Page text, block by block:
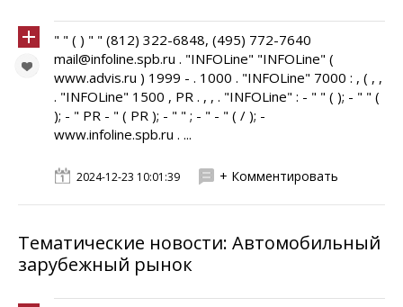
" " ( ) " " (812) 322-6848, (495) 772-7640
mail@infoline.spb.ru . "INFOLine" "INFOLine" (
www.advis.ru ) 1999 - . 1000 . "INFOLine" 7000 : , ( , ,
. "INFOLine" 1500 , PR . , , . "INFOLine" : - " " ( ); - " " (
); - " PR - " ( PR ); - " " ; - " - " ( / ); -
www.infoline.spb.ru . ...
2024-12-23 10:01:39 + Комментировать
Тематические новости: Автомобильный
зарубежный рынок